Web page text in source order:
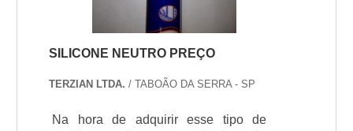
SILICONE NEUTRO PREÇO
TERZIAN LTDA. / TABOÃO DA SERRA - SP
Na hora de adquirir esse tipo de